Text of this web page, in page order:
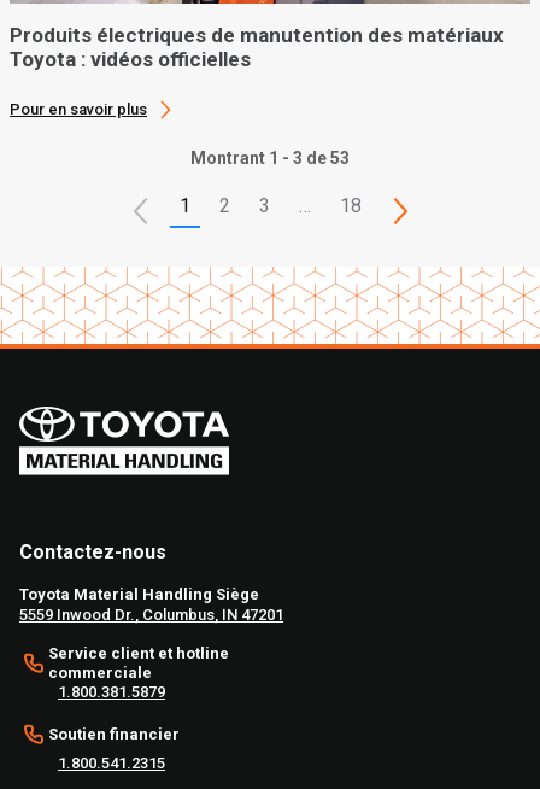
Produits électriques de manutention des matériaux
Toyota : vidéos officielles
Pour en savoir plus
Montrant 1 - 3 de 53
1 2 3 18
Contactez-nous
Toyota Material Handling Siège
5559 Inwood Dr., Columbus, IN 47201
Service client et hotline
commerciale
1.800.381.5879
Soutien financier
1.800.541.2315